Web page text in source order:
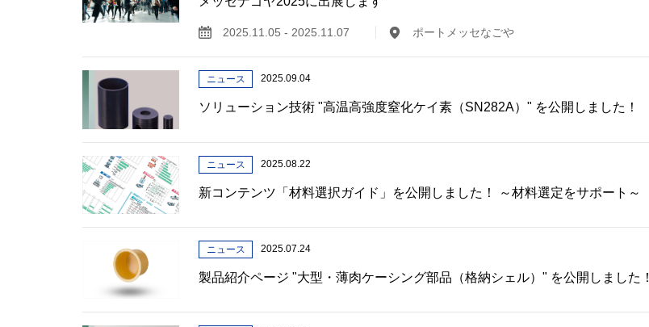
2025.11.05 - 2025.11.07 ポートメッセなごや
ニュース 2025.09.04
ソリューション技術 "高温高強度窒化ケイ素（SN282A）" を公開しました！
ニュース 2025.08.22
新コンテンツ「材料選択ガイド」を公開しました！ ～材料選定をサポート～
ニュース 2025.07.24
製品紹介ページ "大型・薄肉ケーシング部品（格納シェル）" を公開しました！